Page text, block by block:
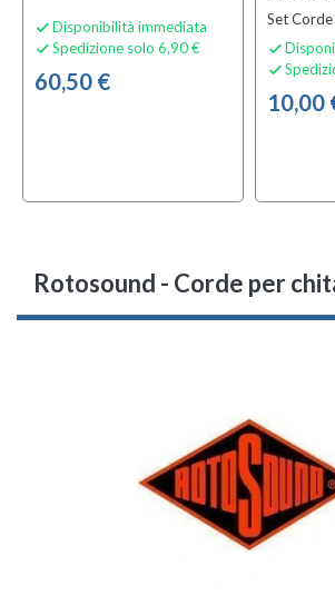
 Disponibilità immediata
 Spedizione solo 6,90 €
60,50 €
Set


10,00
Rotosound - Corde per